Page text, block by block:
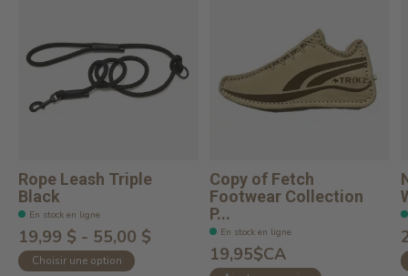
Rope Leash Triple
Black
En stock en ligne
19,99 $ - 55,00 $
Choisir une option
Copy of Fetch
Footwear Collection
P...
En stock en ligne
19,95$CA